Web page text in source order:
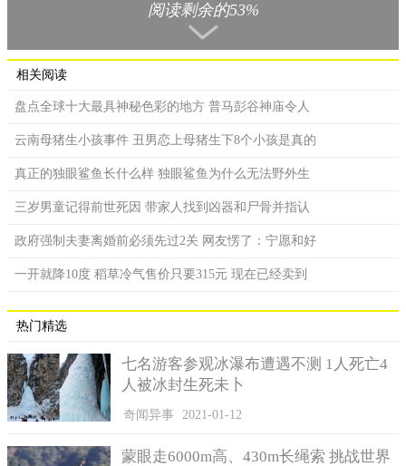
IBM公司研制的这款超级无敌小的电脑，小到它的尺寸长宽
只有1mm×1mm，如果你想看清这款电脑的真面目，必须借助显微
镜或者放大镜，才能见到它的“真身”，也就是说，这款电脑只有
一粒盐那么大，而且还是一粒食用盐那么细小而已。当人们第一
次看到这款电脑产品时，都会对它产生误会，他们第一反应觉得
而已。
世界上最小的电脑功能强大
阅读剩余的53%
相关阅读
盘点全球十大最具神秘色彩的地方 普马彭谷神庙令人
云南母猪生小孩事件 丑男恋上母猪生下8个小孩是真的
真正的独眼鲨鱼长什么样 独眼鲨鱼为什么无法野外生
三岁男童记得前世死因 带家人找到凶器和尸骨并指认
政府强制夫妻离婚前必须先过2关 网友愣了：宁愿和好
一开就降10度 稻草冷气售价只要315元 现在已经卖到
热门精选
七名游客参观冰瀑布遭遇不测 1人死亡4
人被冰封生死未卜
奇闻异事 2021-01-12
蒙眼走6000m高、430m长绳索 挑战世界